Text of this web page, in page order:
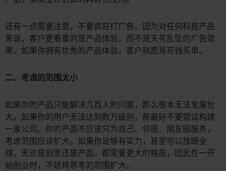
还有一点需要注意，不要疯狂打广告。因为对任何科技产品
来说，客户更看重的是产品体验，而不是天花乱坠的广告效
果。如果你拥有优秀的产品体验，客户就愿意花钱买单。
二、考虑的范围太小
如果你的产品只能解决几百人的问题，那么根本无法发展壮
大。如果你的用户无法达到数万级别，那最好不要尝试构建
一家公司。你的产品不应该只为自己、邻居、朋友圈服务，
考虑范围应该扩大。如果你足够有实力，甚至可以放眼全
球。无论是创意还是产品，都需要更大的格局，因此在一开
始创业时，不妨将思考的范围扩大。